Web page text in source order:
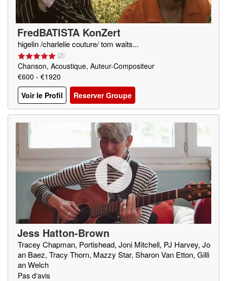
FredBATISTA KonZert
higelin /charlelie couture/ tom waits...
(2)
Chanson, Acoustique, Auteur-Compositeur
€600 - €1920
Voir le Profil
Reserver Groupe
Jess Hatton-Brown
Tracey Chapman, Portishead, Joni Mitchell, PJ Harvey, Jo
an Baez, Tracy Thorn, Mazzy Star, Sharon Van Etton, Gilli
an Welch
Pas d'avis